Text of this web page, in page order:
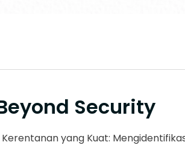
Security
Kerentanan yang Kuat: